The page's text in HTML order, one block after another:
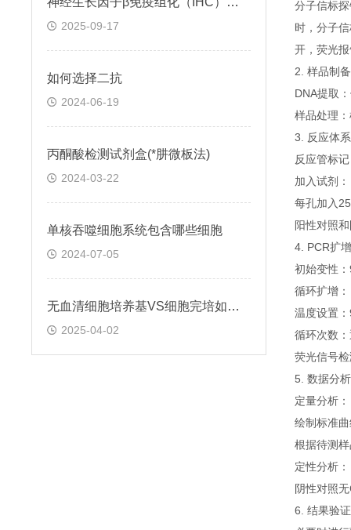
2025-09-17
如何选择二抗
2024-06-19
丙酮酸检测试剂盒(*肼微板法)
2024-03-22
单核吞噬细胞系统包含哪些细胞
2024-07-05
无血清细胞培养基VS细胞完培如何选择
2025-04-02
分子信标
时，分子
开，荧光
2. 样品制备
DNA提取
样品处理
3. 反应体
反应管标
加入试剂：
每孔加入
阳性对照
4. PCR扩增
初始变性
循环扩增：
温度设置
循环次数
荧光信号
5. 数据分析
定量分析：
绘制标准
根据待测
定性分析：
阴性对照
6. 结果验证